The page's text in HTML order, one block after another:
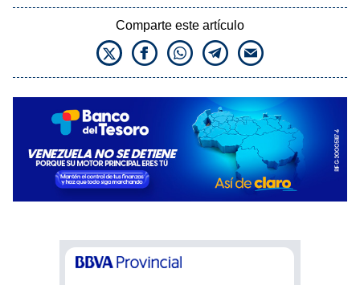
Comparte este artículo